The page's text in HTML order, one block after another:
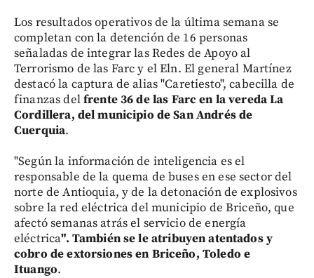
Los resultados operativos de la última semana se
completan con la detención de 16 personas
señaladas de integrar las Redes de Apoyo al
Terrorismo de las Farc y el Eln. El general Martínez
destacó la captura de alias "Caretiesto", cabecilla de
finanzas delfrente 36 de las Farc en la vereda La
Cordillera, del municipio de San Andrés de
Cuerquia.
"Según la información de inteligencia es el
responsable de la quema de buses en ese sector del
norte de Antioquia, y de la detonación de explosivos
sobre la red eléctrica del municipio de Briceño, que
afectó semanas atrás el servicio de energía
eléctrica". También se le atribuyen atentados y
cobro de extorsiones en Briceño, Toledo e
Ituango.